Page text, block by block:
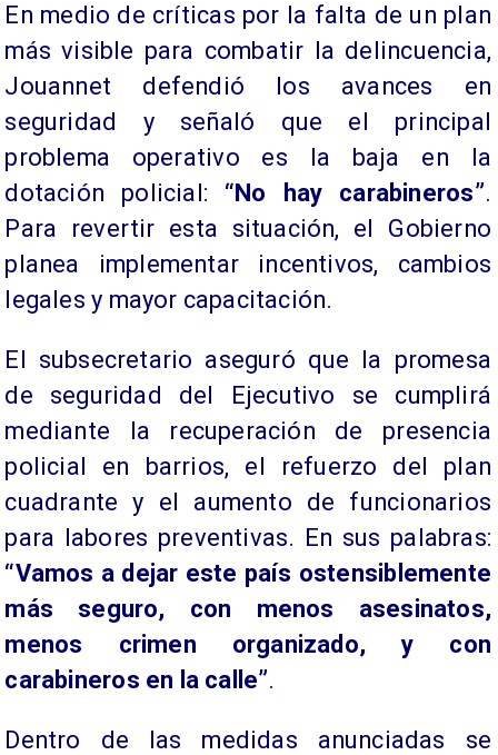
En medio de críticas por la falta de un plan
más visible para combatir la delincuencia,
Jouannet defendió los avances en
seguridad y señaló que el principal
problema operativo es la baja en la
dotación policial: “No hay carabineros”.
Para revertir esta situación, el Gobierno
planea implementar incentivos, cambios
legales y mayor capacitación.
El subsecretario aseguró que la promesa
de seguridad del Ejecutivo se cumplirá
mediante la recuperación de presencia
policial en barrios, el refuerzo del plan
cuadrante y el aumento de funcionarios
para labores preventivas. En sus palabras:
“Vamos a dejar este país ostensiblemente
más seguro, con menos asesinatos,
menos crimen organizado, y con
carabineros en la calle”.
Dentro de las medidas anunciadas se